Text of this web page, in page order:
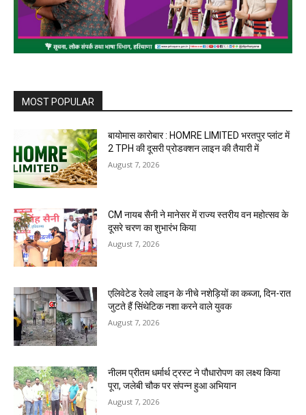
MOST POPULAR
बायोमास कारोबार : HOMRE LIMITED भरतपुर प्लांट में
2 TPH की दूसरी प्रोडक्शन लाइन की तैयारी में
August 7, 2026
CM नायब सैनी ने मानेसर में राज्य स्तरीय वन महोत्सव के
दूसरे चरण का शुभारंभ किया
August 7, 2026
एलिवेटेड रेलवे लाइन के नीचे नशेड़ियों का कब्जा, दिन-रात
जुटते हैं सिंथेटिक नशा करने वाले युवक
August 7, 2026
नीलम प्रीतम धर्मार्थ ट्रस्ट ने पौधारोपण का लक्ष्य किया
पूरा, जलेबी चौक पर संपन्न हुआ अभियान
August 7, 2026